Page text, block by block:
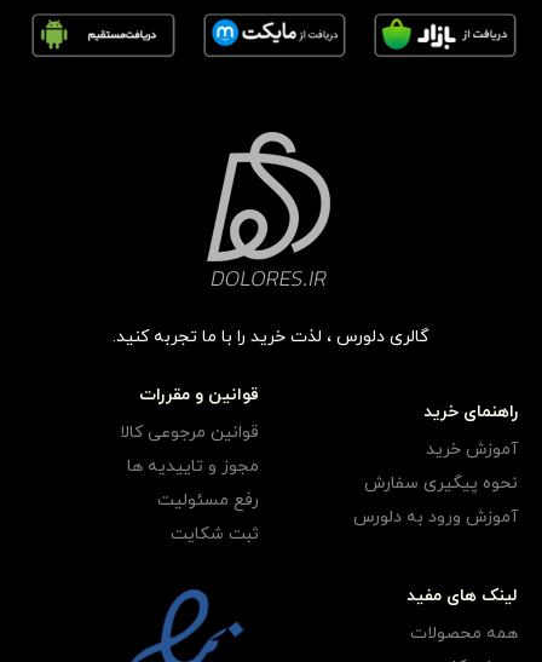
گالری دلورس ، لذت خرید را با ما تجربه کنید.
راهنمای خرید
آموزش خرید
نحوه پیگیری سفارش
آموزش ورود به دلورس
قوانین و مقررات
قوانین مرجوعی کالا
مجوز و تاییدیه ها
رفع مسئولیت
ثبت شکایت
لینک های مفید
همه محصولات